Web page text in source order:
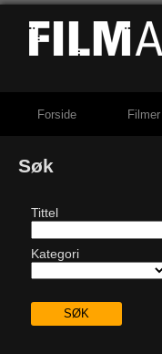
Forside Filmer
Søk
Tittel
Kategori